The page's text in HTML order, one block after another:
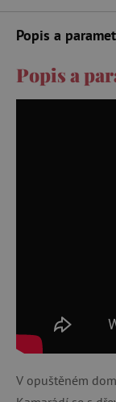
Popis a
Popis a
V opuštěném